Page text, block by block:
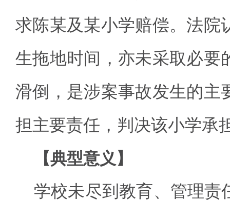
求陈某及某小学赔偿。法院
生拖地时间，亦未采取必要
滑倒，是涉案事故发生的主
担主要责任，判决该小学承
【典型意义】
学校未尽到教育、管理责